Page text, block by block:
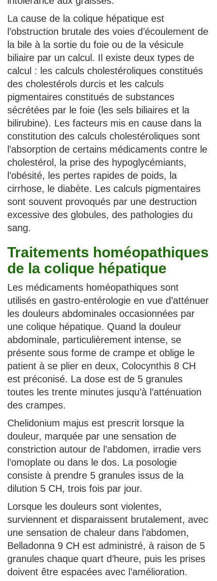
La cause de la colique hépatique est
l’obstruction brutale des voies d’écoulement de
la bile à la sortie du foie ou de la vésicule
biliaire par un calcul. Il existe deux types de
calcul : les calculs cholestéroliques constitués
des cholestérols durcis et les calculs
pigmentaires constitués de substances
sécrétées par le foie (les sels biliaires et la
bilirubine). Les facteurs mis en cause dans la
constitution des calculs cholestéroliques sont
l’absorption de certains médicaments contre le
cholestérol, la prise des hypoglycémiants,
l’obésité, les pertes rapides de poids, la
cirrhose, le diabète. Les calculs pigmentaires
sont souvent provoqués par une destruction
excessive des globules, des pathologies du
sang.
Traitements homéopathiques
de la colique hépatique
Les médicaments homéopathiques sont
utilisés en gastro-entérologie en vue d’atténuer
les douleurs abdominales occasionnées par
une colique hépatique. Quand la douleur
abdominale, particulièrement intense, se
présente sous forme de crampe et oblige le
patient à se plier en deux, Colocynthis 8 CH
est préconisé. La dose est de 5 granules
toutes les trente minutes jusqu’à l’atténuation
des crampes.
Chelidonium majus est prescrit lorsque la
douleur, marquée par une sensation de
constriction autour de l’abdomen, irradie vers
l’omoplate ou dans le dos. La posologie
consiste à prendre 5 granules issus de la
dilution 5 CH, trois fois par jour.
Lorsque les douleurs sont violentes,
surviennent et disparaissent brutalement, avec
une sensation de chaleur dans l’abdomen,
Belladonna 9 CH est administré, à raison de 5
granules chaque quart d’heure, puis les prises
doivent être espacées avec l’amélioration.